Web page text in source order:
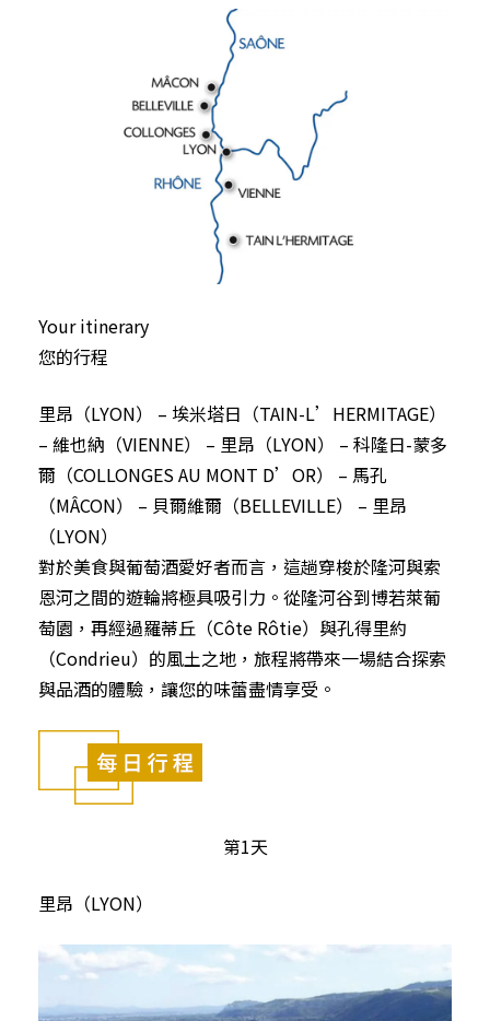
Your itinerary
您的行程
里昂（LYON） – 埃米塔日（TAIN-L’HERMITAGE）
– 維也納（VIENNE） – 里昂（LYON） – 科隆日-蒙多
爾（COLLONGES AU MONT D’OR） – 馬孔
（MÂCON） – 貝爾維爾（BELLEVILLE） – 里昂
（LYON）
對於美食與葡萄酒愛好者而言，這趟穿梭於隆河與索
恩河之間的遊輪將極具吸引力。從隆河谷到博若萊葡
萄園，再經過羅蒂丘（Côte Rôtie）與孔得里約
（Condrieu）的風土之地，旅程將帶來一場結合探索
與品酒的體驗，讓您的味蕾盡情享受。
第1天
里昂（LYON）